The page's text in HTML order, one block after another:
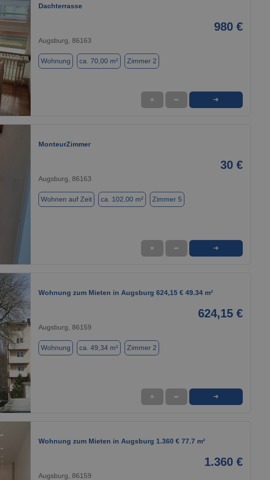
Dachterrasse
980 €
Augsburg, 86163
Wohnung ca. 70,00 m² Zimmer 2
★ ➦ ➜
MonteurZimmer
30 €
Augsburg, 86163
Wohnen auf Zeit ca. 102,00 m² Zimmer 5
★ ➦ ➜
1 / 1
Wohnung zum Mieten in Augsburg 624,15 € 49.34 m²
624,15 €
Augsburg, 86159
Wohnung ca. 49,34 m² Zimmer 2
★ ➦ ➜
Wohnung zum Mieten in Augsburg 1.360 € 77.7 m²
1.360 €
Augsburg, 86159